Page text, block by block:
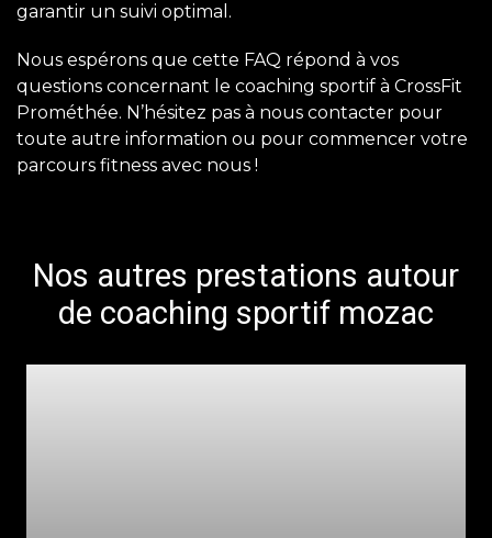
garantir un suivi optimal.
Nous espérons que cette FAQ répond à vos
questions concernant le coaching sportif à CrossFit
Prométhée. N’hésitez pas à nous contacter pour
toute autre information ou pour commencer votre
parcours fitness avec nous !
Nos autres prestations autour
de coaching sportif mozac